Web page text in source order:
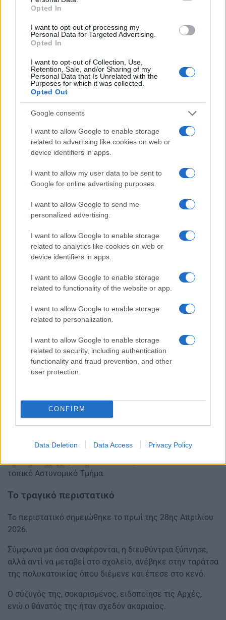
Opted In
I want to opt-out of processing my
Personal Data for Targeted Advertising.
Opted In
I want to opt-out of Collection, Use,
Retention, Sale, and/or Sharing of my
Personal Data that Is Unrelated with the
Purposes for which it was collected.
Opted Out
Google consents
I want to allow Google to enable storage
related to advertising like cookies on web or
device identifiers in apps.
I want to allow my user data to be sent to
Google for online advertising purposes.
I want to allow Google to send me
personalized advertising.
I want to allow Google to enable storage
related to analytics like cookies on web or
device identifiers in apps.
I want to allow Google to enable storage
related to functionality of the website or app.
I want to allow Google to enable storage
related to personalization.
I want to allow Google to enable storage
related to security, including authentication
functionality and fraud prevention, and other
user protection.
CONFIRM
Data Deletion Data Access Privacy Policy
χαρακτήρα απειλής και ζητά να ερευνηθεί συνολικά το
πλαίσιο μέσα στο οποίο κινούνταν η εκπαιδευτικός.
Σε ποια επίπεδα ζητείται έρευνα
Ο σύζυγος της εκλιπούσας συγκέντρωσε στοιχεία και
κατέθεσε υπόμνημα στο πλαίσιο της προκαταρκτικής
Τραγωδία με διευθύντρια σχολείου: Έπεσε στο κενό-
Φόβοι για εκφοβισμό στο εργασιακό της περιβάλλον
Η οικογένεια ζητά να διερευνηθούν τυχόν ευθύνες για
εργασιακό bullying σε τρία επίπεδα: σε οικογένειες
μαθητών, σε πρόσωπα από τον Σύλλογο Γονέων και
Κηδεμόνων και σε πρόσωπα από το σχολικό περιβάλλον.
Εκτός από την πειθαρχική έρευνα, σε εξέλιξη βρίσκεται
Ο σύζυγος της διευθύντριας είχε υποβάλει από την
πρώτη στιγμή μήνυση κατά παντός υπευθύνου στο
τοπικό Αστυνομικό Τμήμα.
Το τραγικό περιστατικό
Το περιστατικό σημειώθηκε το πρωί της 28ης Απριλίου
2026.
Σύμφωνα με όσα αναφέρονται, η διευθύντρια ξύπνησε,
αλλά αντί να μεταβεί στο σχολείο, ανέβηκε στην ταράτσα
της πολυκατοικίας όπου διέμενε και έπεσε στο κενό.
Ο σύζυγός της, σοκαρισμένος, ειδοποίησε τις Αρχές,
ενώ ο θάνατός της ήταν σχεδόν ακαριαίος.